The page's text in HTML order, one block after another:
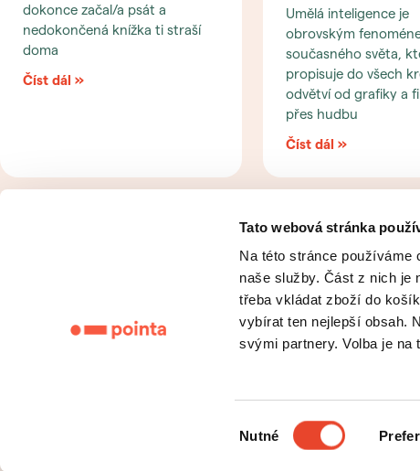
Tato webová stránka
Na této stránce používáme
naše služby. Část z nich je
třeba vkládat zboží do
vybírat ten nejlepší obsah.
svými partnery. Volba je
souhlasu
Nutné
dokonce začal/a psát a
nedokončená knížka ti straší
doma
Číst dál »
Umělá inteligence je
obrovským
současného světa,
propisuje do všech
odvětví od grafiky a
přes hudbu
Číst dál »
« Předchozí
Web vytvořila Šárka Kuráková